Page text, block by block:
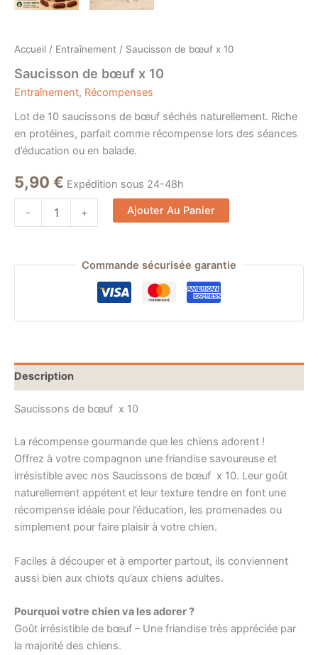
Accueil / Entraînement / Saucisson de bœuf x 10
Saucisson de bœuf x 10
Entraînement, Récompenses
Lot de 10 saucissons de bœuf séchés naturellement. Riche
en protéines, parfait comme récompense lors des séances
d’éducation ou en balade.
5,90 € Expédition sous 24-48h
- + Ajouter Au Panier
Commande sécurisée garantie
Description
Saucissons de bœuf x 10
La récompense gourmande que les chiens adorent !
Offrez à votre compagnon une friandise savoureuse et
irrésistible avec nos Saucissons de bœuf x 10. Leur goût
naturellement appétent et leur texture tendre en font une
récompense idéale pour l’éducation, les promenades ou
simplement pour faire plaisir à votre chien.
Faciles à découper et à emporter partout, ils conviennent
aussi bien aux chiots qu’aux chiens adultes.
Pourquoi votre chien va les adorer ?
Goût irrésistible de bœuf – Une friandise très appréciée par
la majorité des chiens.